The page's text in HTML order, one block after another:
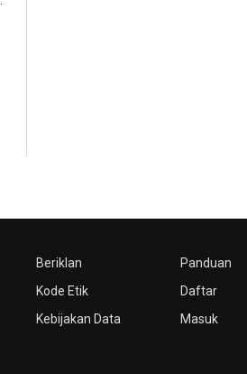
Beriklan
Kode Etik
Kebijakan Data
Panduan
Daftar
Masuk